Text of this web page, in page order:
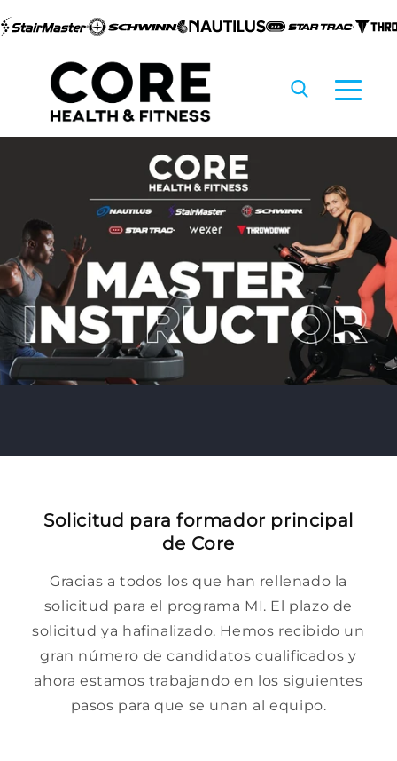
Solicitud para formador principal
de Core
Gracias a todos los que han rellenado la
solicitud para el programa MI. El plazo de
solicitud ya hafinalizado. Hemos recibido un
gran número de candidatos cualificados y
ahora estamos trabajando en los siguientes
pasos para que se unan al equipo.